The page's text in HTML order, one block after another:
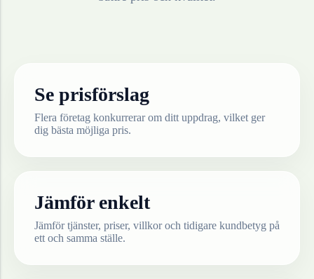
Se prisförslag
Flera företag konkurrerar om ditt uppdrag, vilket ger
dig bästa möjliga pris.
Jämför enkelt
Jämför tjänster, priser, villkor och tidigare kundbetyg på
ett och samma ställe.